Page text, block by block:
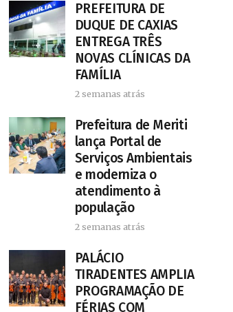
PREFEITURA DE
DUQUE DE CAXIAS
ENTREGA TRÊS
NOVAS CLÍNICAS DA
FAMÍLIA
2 semanas atrás
Prefeitura de Meriti
lança Portal de
Serviços Ambientais
e moderniza o
atendimento à
população
2 semanas atrás
PALÁCIO
TIRADENTES AMPLIA
PROGRAMAÇÃO DE
FÉRIAS COM